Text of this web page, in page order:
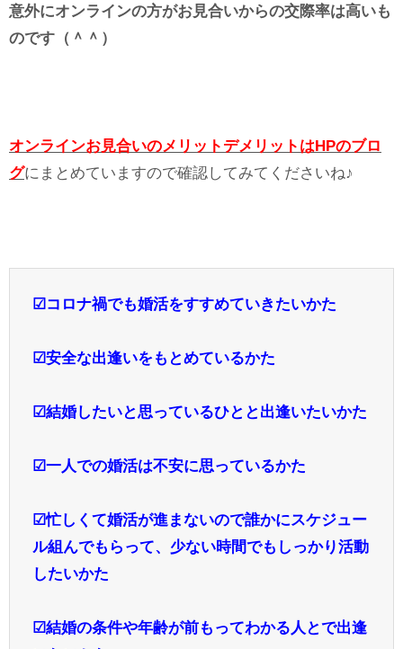
意外にオンラインの方がお見合いからの交際率は高いも
のです（＾＾）
オンラインお見合いのメリットデメリットはHPのブロ
グにまとめていますので確認してみてくださいね♪
☑コロナ禍でも婚活をすすめていきたいかた
☑安全な出逢いをもとめているかた
☑結婚したいと思っているひとと出逢いたいかた
☑一人での婚活は不安に思っているかた
☑忙しくて婚活が進まないので誰かにスケジュー
ル組んでもらって、少ない時間でもしっかり活動
したいかた
☑結婚の条件や年齢が前もってわかる人とで出逢